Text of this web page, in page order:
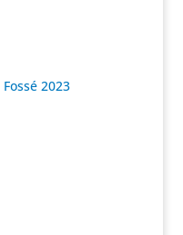
2023